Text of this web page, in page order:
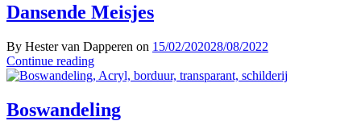
Dansende Meisjes
By Hester van Dapperen on 15/02/202028/08/2022
Continue reading
Boswandeling